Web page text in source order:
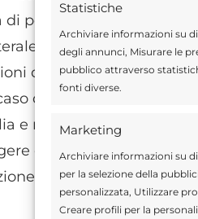
Statistiche
Archiviare informazioni su
degli annunci, Misurare le
pubblico attraverso
fonti diverse.
Marketing
Archiviare informazioni su
per la selezione della
personalizzata, Utilizzare
Creare profili per la
persone e cittadini
tratto di penna.
dei più deboli e di chi
del trasporto pubblico
e non, invece, per come
contro tale
provinciale della